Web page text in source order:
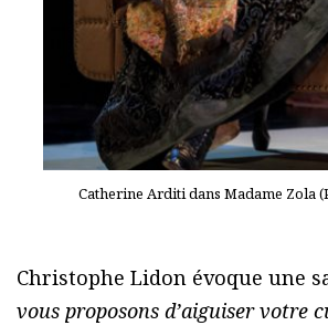
Catherine Arditi dans Madame Zola
Christophe Lidon évoque une
vous proposons d’aiguiser votre